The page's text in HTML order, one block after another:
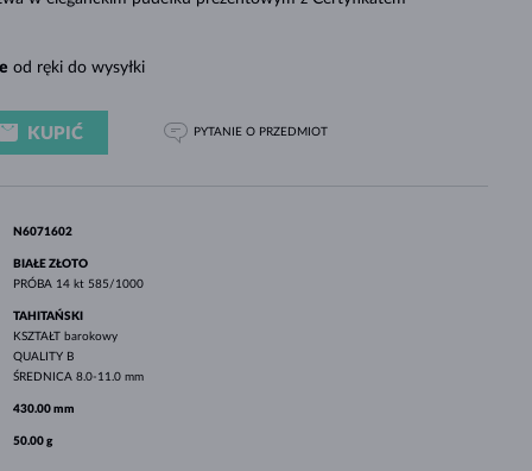
od ręki do wysyłki
KUPIĆ PYTANIE O PRZEDMIOT
N6071602
BIAŁE ZŁOTO
PRÓBA 14 kt 585/1000
TAHITAŃSKI
KSZTAŁT barokowy
QUALITY B
ŚREDNICA 8.0-11.0 mm
430.00 mm
50.00 g